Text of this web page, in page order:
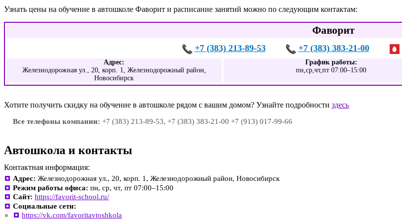
Узнать цены на обучение в автошколе Фаворит и расписание занятий можно по следующим контактам:
Фаворит
+7 (383) 213-89-53 +7 (383) 383-21-00
Адрес:
Железнодорожная ул., 20, корп. 1, Железнодорожный район,
Новосибирск
График работы:
пн,ср,чт,пт 07:00–15:00
Хотите получить скидку на обучение в автошколе рядом с вашим домом? Узнайте подробности здесь
Все телефоны компании: +7 (383) 213-89-53, +7 (383) 383-21-00 +7 (913) 017-99-66
Автошкола и контакты
Контактная информация:
Адрес: Железнодорожная ул., 20, корп. 1, Железнодорожный район, Новосибирск
Режим работы офиса: пн, ср, чт, пт 07:00–15:00
Сайт: https://favorit-school.ru/
Социальные сети:
https://vk.com/favoritavtoshkola